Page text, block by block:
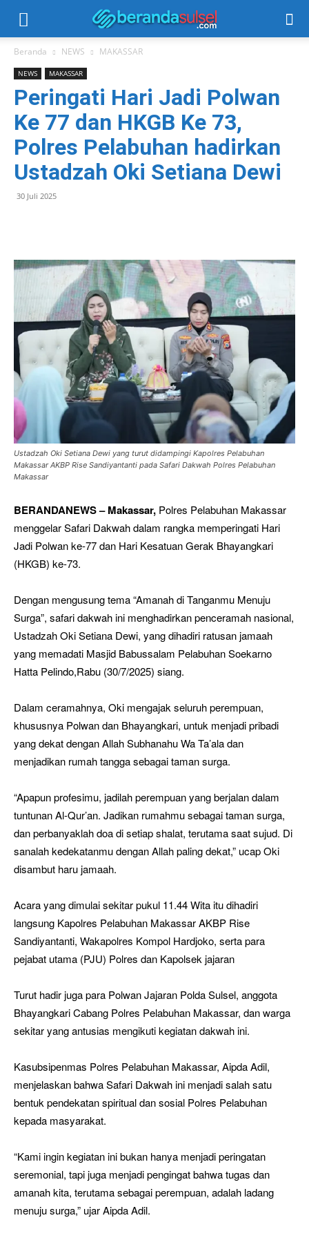
Beranda NEWS MAKASSAR
NEWS MAKASSAR
Peringati Hari Jadi Polwan
Ke 77 dan HKGB Ke 73,
Polres Pelabuhan hadirkan
Ustadzah Oki Setiana Dewi
30 Juli 2025
Ustadzah Oki Setiana Dewi yang turut didampingi Kapolres Pelabuhan
Makassar AKBP Rise Sandiyantanti pada Safari Dakwah Polres Pelabuhan
Makassar
BERANDANEWS – Makassar, Polres Pelabuhan Makassar
menggelar Safari Dakwah dalam rangka memperingati Hari
Jadi Polwan ke-77 dan Hari Kesatuan Gerak Bhayangkari
(HKGB) ke-73.
Dengan mengusung tema “Amanah di Tanganmu Menuju
Surga”, safari dakwah ini menghadirkan penceramah nasional,
Ustadzah Oki Setiana Dewi, yang dihadiri ratusan jamaah
yang memadati Masjid Babussalam Pelabuhan Soekarno
Hatta Pelindo,Rabu (30/7/2025) siang.
Dalam ceramahnya, Oki mengajak seluruh perempuan,
khususnya Polwan dan Bhayangkari, untuk menjadi pribadi
yang dekat dengan Allah Subhanahu Wa Ta’ala dan
menjadikan rumah tangga sebagai taman surga.
“Apapun profesimu, jadilah perempuan yang berjalan dalam
tuntunan Al-Qur’an. Jadikan rumahmu sebagai taman surga,
dan perbanyaklah doa di setiap shalat, terutama saat sujud. Di
sanalah kedekatanmu dengan Allah paling dekat,” ucap Oki
disambut haru jamaah.
Acara yang dimulai sekitar pukul 11.44 Wita itu dihadiri
langsung Kapolres Pelabuhan Makassar AKBP Rise
Sandiyantanti, Wakapolres Kompol Hardjoko, serta para
pejabat utama (PJU) Polres dan Kapolsek jajaran
Turut hadir juga para Polwan Jajaran Polda Sulsel, anggota
Bhayangkari Cabang Polres Pelabuhan Makassar, dan warga
sekitar yang antusias mengikuti kegiatan dakwah ini.
Kasubsipenmas Polres Pelabuhan Makassar, Aipda Adil,
menjelaskan bahwa Safari Dakwah ini menjadi salah satu
bentuk pendekatan spiritual dan sosial Polres Pelabuhan
kepada masyarakat.
“Kami ingin kegiatan ini bukan hanya menjadi peringatan
seremonial, tapi juga menjadi pengingat bahwa tugas dan
amanah kita, terutama sebagai perempuan, adalah ladang
menuju surga,” ujar Aipda Adil.